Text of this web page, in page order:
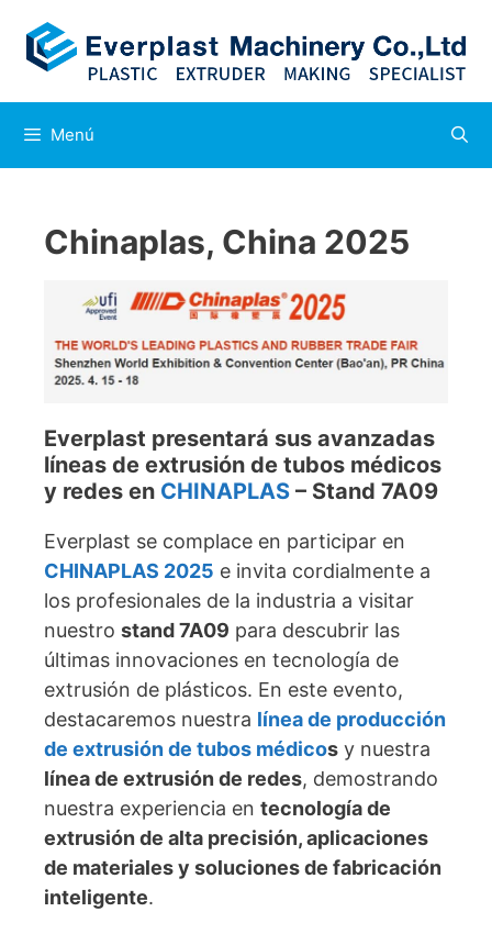
Menú
Chinaplas, China 2025
Everplast presentará sus avanzadas
líneas de extrusión de tubos médicos
y redes en CHINAPLAS – Stand 7A09
Everplast se complace en participar en
CHINAPLAS 2025 e invita cordialmente a
los profesionales de la industria a visitar
nuestro stand 7A09 para descubrir las
últimas innovaciones en tecnología de
extrusión de plásticos. En este evento,
destacaremos nuestra línea de producción
de extrusión de tubos médicos y nuestra
línea de extrusión de redes, demostrando
nuestra experiencia en tecnología de
extrusión de alta precisión, aplicaciones
de materiales y soluciones de fabricación
inteligente.